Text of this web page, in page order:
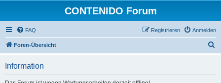
CONTENIDO Forum
FAQ Anmelden
Registrieren
Foren-Übersicht
Information